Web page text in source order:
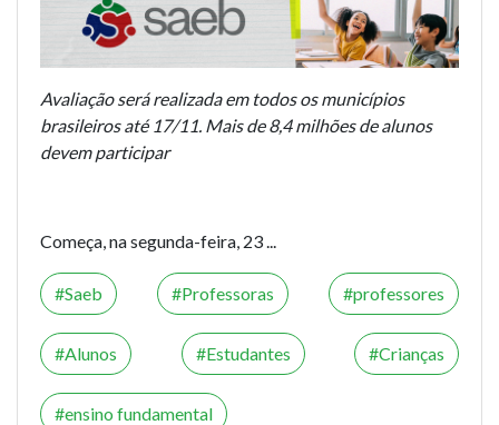
Avaliação será realizada em todos os municípios
brasileiros até 17/11. Mais de 8,4 milhões de alunos
devem participar
Começa, na segunda-feira, 23 ...
Saeb Professoras professores
Alunos Estudantes Crianças
ensino fundamental